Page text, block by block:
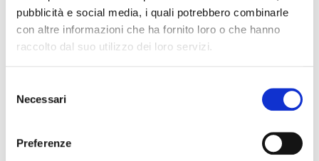
pubblicità e social media, i quali potrebbero combinarle
con altre informazioni che ha fornito loro o che hanno
raccolto dal suo utilizzo dei loro servizi.
delNecessari
Preferenze
.
MONODOSES
HYDROSOLUBLES RONDES